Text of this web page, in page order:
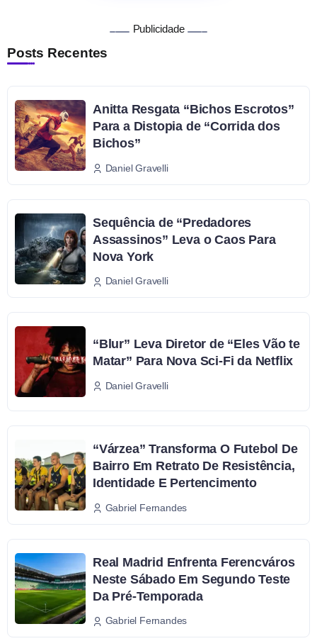
Publicidade
Posts Recentes
Anitta Resgata “Bichos Escrotos”
Para a Distopia de “Corrida dos
Bichos”
Daniel Gravelli
Sequência de “Predadores
Assassinos” Leva o Caos Para
Nova York
Daniel Gravelli
“Blur” Leva Diretor de “Eles Vão te
Matar” Para Nova Sci-Fi da Netflix
Daniel Gravelli
“Várzea” Transforma O Futebol De
Bairro Em Retrato De Resistência,
Identidade E Pertencimento
Gabriel Fernandes
Real Madrid Enfrenta Ferencváros
Neste Sábado Em Segundo Teste
Da Pré-Temporada
Gabriel Fernandes